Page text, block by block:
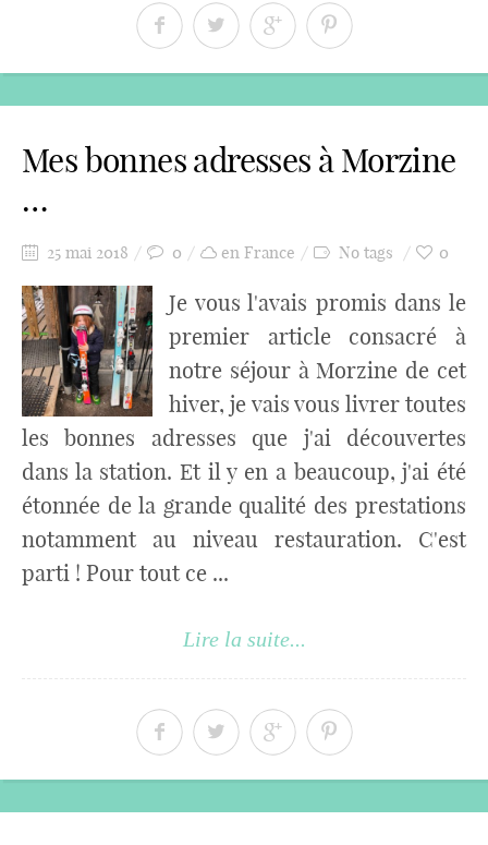
Mes bonnes adresses à Morzine
…
25 mai 2018 0 en France No tags 0
Je vous l'avais promis dans le
premier article consacré à
notre séjour à Morzine de cet
hiver, je vais vous livrer toutes
les bonnes adresses que j'ai découvertes
dans la station. Et il y en a beaucoup, j'ai été
étonnée de la grande qualité des prestations
notamment au niveau restauration. C'est
parti ! Pour tout ce ...
Lire la suite...